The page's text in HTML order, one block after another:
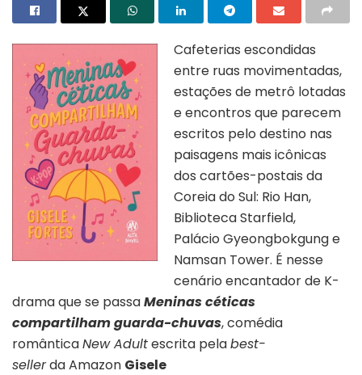
Cafeterias escondidas
entre ruas movimentadas,
estações de metrô lotadas
e encontros que parecem
escritos pelo destino nas
paisagens mais icônicas
dos cartões-postais da
Coreia do Sul: Rio Han,
Biblioteca Starfield,
Palácio Gyeongbokgung e
Namsan Tower. É nesse
cenário encantador de K-
drama que se passaMeninas céticas
compartilham guarda-chuvas, comédia
românticaNew Adultescrita pelabest-
sellerda Amazon Gisele